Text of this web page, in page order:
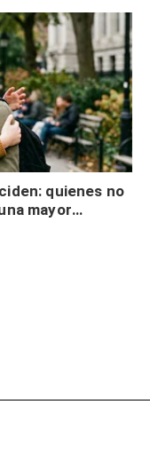
quienes no
mayor
y no es por